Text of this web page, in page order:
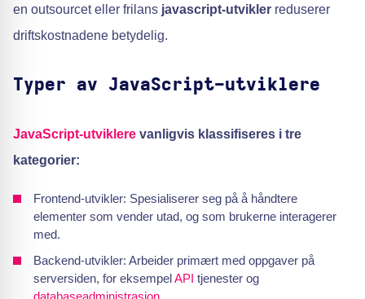
en outsourcet eller frilans javascript-utvikler reduserer
driftskostnadene betydelig.
Typer av JavaScript-utviklere
JavaScript-utviklere vanligvis klassifiseres i tre
kategorier:
Frontend-utvikler: Spesialiserer seg på å håndtere
elementer som vender utad, og som brukerne interagerer
med.
Backend-utvikler: Arbeider primært med oppgaver på
serversiden, for eksempelAPI tjenester og
databaseadministrasjon.